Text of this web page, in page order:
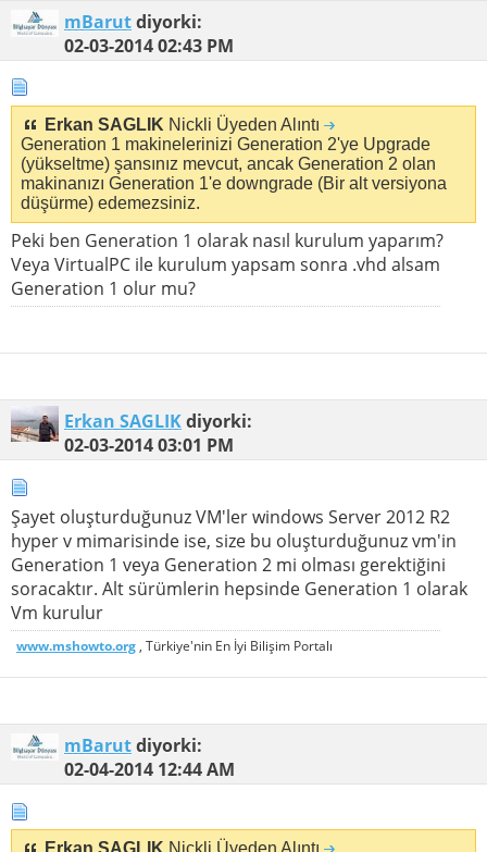
mBarutdiyorki:
02-03-201402:43 PM
Erkan SAGLIK Nickli Üyeden Alıntı
Generation 1 makinelerinizi Generation 2'ye Upgrade
(yükseltme) şansınız mevcut, ancak Generation 2 olan
makinanızı Generation 1'e downgrade (Bir alt versiyona
düşürme) edemezsiniz.
Peki ben Generation 1 olarak nasıl kurulum yaparım?
Veya VirtualPC ile kurulum yapsam sonra .vhd alsam
Generation 1 olur mu?
Erkan SAGLIKdiyorki:
02-03-201403:01 PM
Şayet oluşturduğunuz VM'ler windows Server 2012 R2
hyper v mimarisinde ise, size bu oluşturduğunuz vm'in
Generation 1 veya Generation 2 mi olması gerektiğini
soracaktır. Alt sürümlerin hepsinde Generation 1 olarak
Vm kurulur
www.mshowto.org , Türkiye'nin En İyi Bilişim Portalı
mBarutdiyorki:
02-04-2014 12:44 AM